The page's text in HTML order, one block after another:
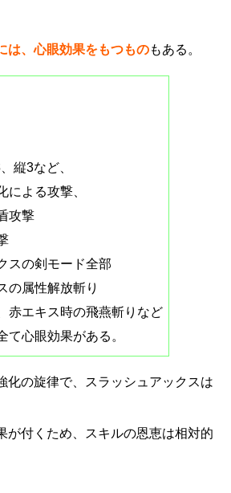
は、心眼効果をもつものもある。
縦3など、
による攻撃、
攻撃
スの剣モード全部
の属性解放斬り
赤エキス時の飛燕斬りなど
て心眼効果がある。
化の旋律で、スラッシュアックスは
が付くため、スキルの恩恵は相対的